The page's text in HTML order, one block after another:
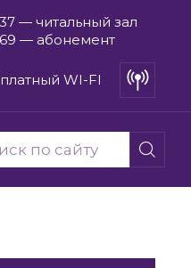
— читальный зал
69 — абонемент
WI-FI